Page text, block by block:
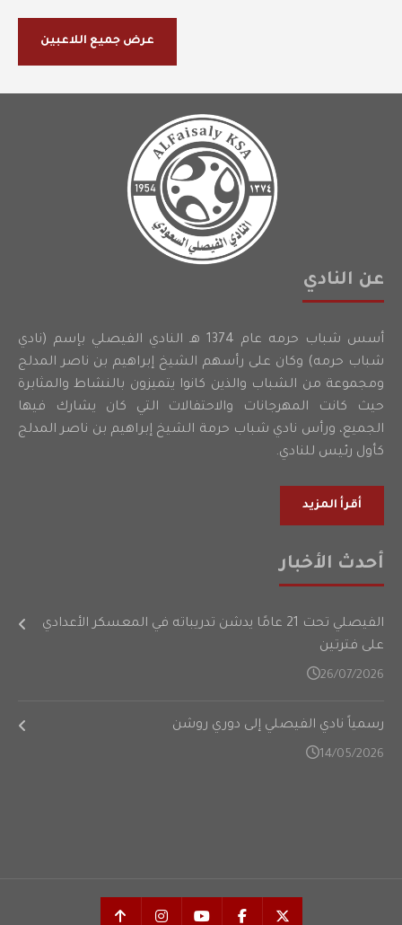
عرض جميع اللاعبين
عن النادي
أسس شباب حرمه عام 1374 هـ النادي الفيصلي بإسم (نادي
شباب حرمه) وكان على رأسهم الشيخ إبراهيم بن ناصر المدلج
ومجموعة من الشباب والذين كانوا يتميزون بالنشاط والمثابرة
حيث كانت المهرجانات والاحتفالات التي كان يشارك فيها
الجميع، ورأس نادي شباب حرمة الشيخ إبراهيم بن ناصر المدلج
كأول رئيس للنادي.
أقرأ المزيد
أحدث الأخبار
الفيصلي تحت 21 عامًا يدشن تدريباته في المعسكر الأعدادي
على فترتين
26/07/2026
رسمياً نادي الفيصلي إلى دوري روشن
14/05/2026